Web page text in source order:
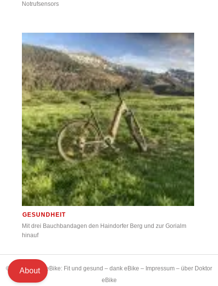
Notrufsensors
GESUNDHEIT
Mit drei Bauchbandagen den Haindorfer Berg und zur Gorialm
hinauf
© 2021 Doktor eBike: Fit und gesund – dank eBike – Impressum – über Doktor
eBike
About